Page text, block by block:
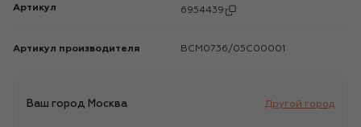
Артикул 6954439
Артикул производителя BCM0736/05C00001
Ваш город Москва Другой город